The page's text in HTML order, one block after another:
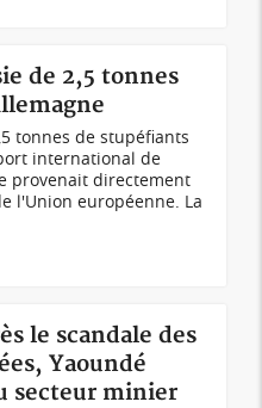
de 2,5 tonnes
tonnes de stupéfiants
international de
provenait directement
l'Union européenne. La
le scandale des
Yaoundé
secteur minier